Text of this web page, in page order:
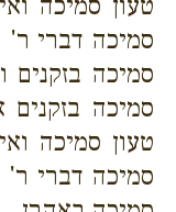
סמיכה דברי ר'
סמיכה בזקנים
סמיכה
טעון סמיכה
סמיכה דברי ר'